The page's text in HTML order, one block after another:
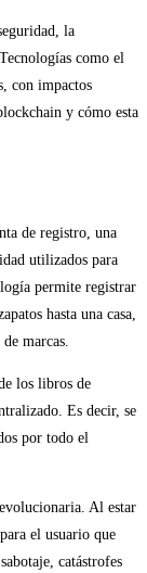
la
como el
con impactos
y cómo esta
de registro, una
utilizados para
permite registrar
hasta una casa,
marcas.
los libros de
Es decir, se
por todo el
Al estar
el usuario que
catástrofes